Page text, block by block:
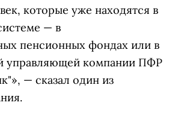
которые уже находятся в
— в
пенсионных фондах или в
управляющей компании ПФР
— сказал один из